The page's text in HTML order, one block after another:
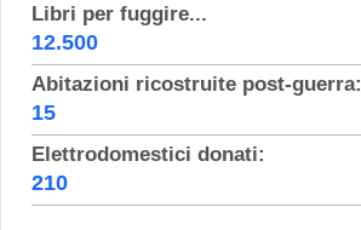
Libri per fuggire...
12.500
Abitazioni ricostruite post-guerra:
15
Elettrodomestici donati:
210